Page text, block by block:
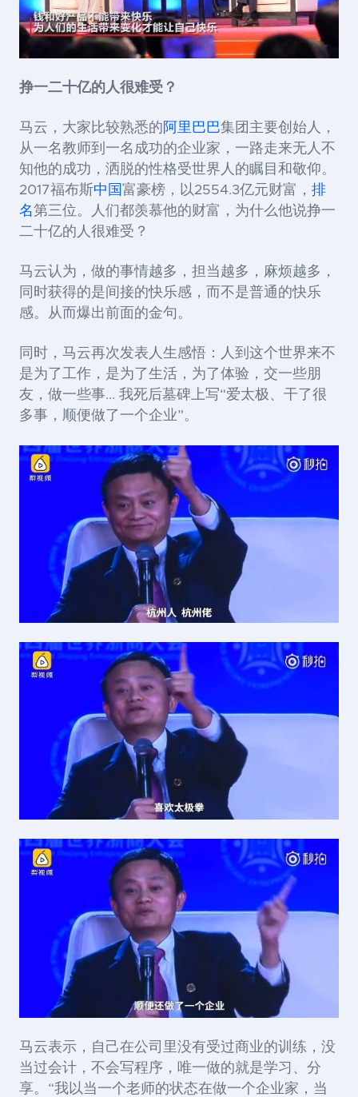
挣一二十亿的人很难受？
马云，大家比较熟悉的 阿里巴巴集团主要创始人，
从一名教师到一名成功的企业家，一路走来无人不
知他的成功，洒脱的性格受世界人的瞩目和敬仰。
2017福布斯中国富豪榜，以2554.3亿元财富， 排
名第三位。人们都羡慕他的财富，为什么他说挣一
二十亿的人很难受？
马云认为，做的事情越多，担当越多，麻烦越多，
同时获得的是间接的快乐感，而不是普通的快乐
感。从而爆出前面的金句。
同时，马云再次发表人生感悟：人到这个世界来不
是为了工作，是为了生活，为了体验，交一些朋
友，做一些事... 我死后墓碑上写“爱太极、干了很
多事，顺便做了一个企业”。
马云表示，自己在公司里没有受过商业的训练，没
当过会计，不会写程序，唯一做的就是学习、分
享。“我以当一个老师的状态在做一个企业家，当